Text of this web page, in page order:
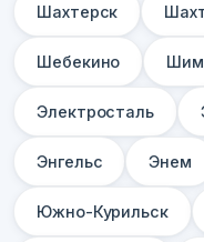
Шахтерск
Шебекино
Электросталь
Энгельс Энем
Южно-Курильск